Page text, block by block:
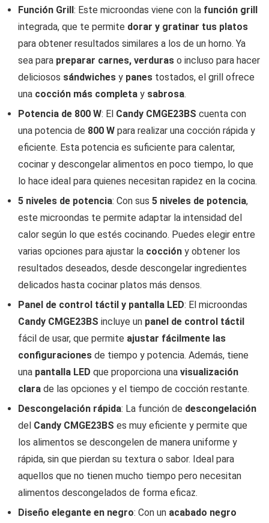
Función Grill : Este microondas viene con la función grill
integrada, que te permite dorar y gratinar tus platos
para obtener resultados similares a los de un horno. Ya
sea para preparar carnes, verduras o incluso para hacer
deliciosos sándwiches y panes tostados, el grill ofrece
una cocción más completa y sabrosa.
Potencia de 800 W: El Candy CMGE23BS cuenta con
una potencia de 800 W para realizar una cocción rápida y
eficiente. Esta potencia es suficiente para calentar,
cocinar y descongelar alimentos en poco tiempo, lo que
lo hace ideal para quienes necesitan rapidez en la cocina.
5 niveles de potencia: Con sus 5 niveles de potencia,
este microondas te permite adaptar la intensidad del
calor según lo que estés cocinando. Puedes elegir entre
varias opciones para ajustar la cocción y obtener los
resultados deseados, desde descongelar ingredientes
delicados hasta cocinar platos más densos.
Panel de control táctil y pantalla LED: El microondas
Candy CMGE23BS incluye un panel de control táctil
fácil de usar, que permite ajustar fácilmente las
configuraciones de tiempo y potencia. Además, tiene
una pantalla LED que proporciona una visualización
clara de las opciones y el tiempo de cocción restante.
Descongelación rápida: La función de descongelación
del Candy CMGE23BS es muy eficiente y permite que
los alimentos se descongelen de manera uniforme y
rápida, sin que pierdan su textura o sabor. Ideal para
aquellos que no tienen mucho tiempo pero necesitan
alimentos descongelados de forma eficaz.
Diseño elegante en negro: Con un acabado negro